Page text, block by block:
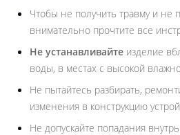
Чтобы не получить травму и не
внимательно прочтите все
Не устанавливайте изделие
воды, в местах с высокой
Не пытайтесь разбирать,
изменения в конструкцию
Не допускайте попадания